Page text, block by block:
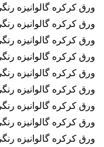
ورق کرکره گالوانیزه
ورق کرکره گالوانیزه
ورق کرکره گالوانیزه
ورق کرکره گالوانیزه
ورق کرکره گالوانیزه
ورق کرکره گالوانیزه
ورق کرکره گالوانیزه
ورق کرکره گالوانیزه
ورق کرکره گالوانیزه